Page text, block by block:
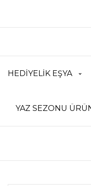
HEDİYELİK EŞYA
YAZ SEZONU